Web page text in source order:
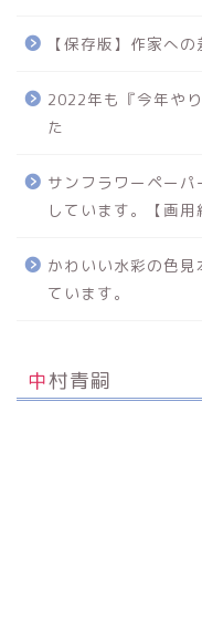
【保存版】作家へ
2022年も『今年や
た
サンフラワーペー
しています。【画用
かわいい水彩の色
ています。
中村青嗣